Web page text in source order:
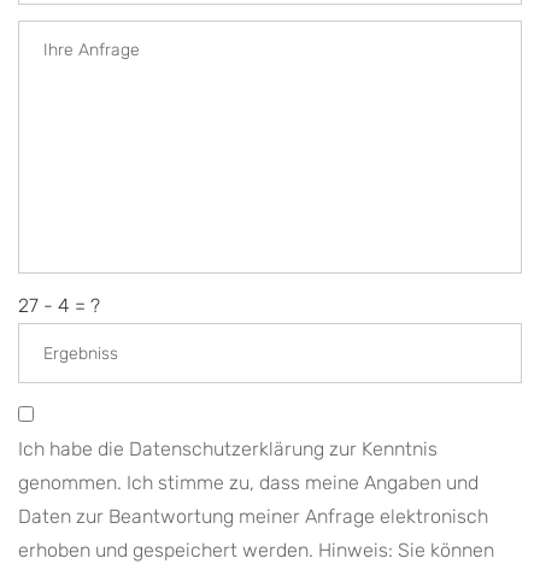
27 - 4 = ?
Ich habe die Datenschutzerklärung zur Kenntnis
genommen. Ich stimme zu, dass meine Angaben und
Daten zur Beantwortung meiner Anfrage elektronisch
erhoben und gespeichert werden. Hinweis: Sie können